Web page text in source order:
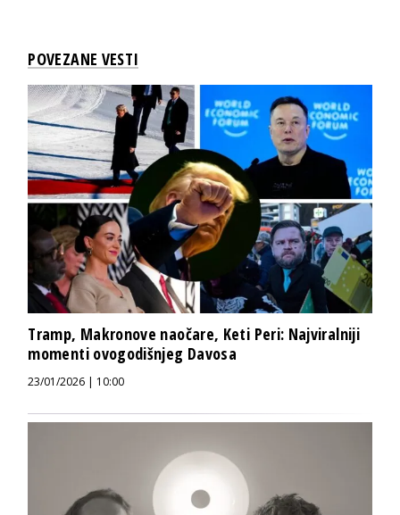
POVEZANE VESTI
Tramp, Makronove naočare, Keti Peri: Najviralniji
momenti ovogodišnjeg Davosa
23/01/2026 | 10:00